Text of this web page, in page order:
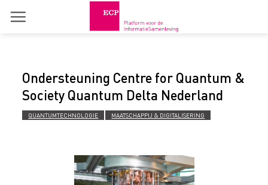
Ondersteuning Centre for Quantum &
Society Quantum Delta Nederland
QUANTUMTECHNOLOGIE MAATSCHAPPIJ & DIGITALISERING